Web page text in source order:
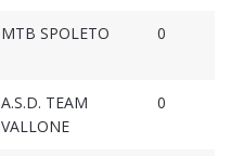
MTB SPOLETO 0
A.S.D. TEAM
VALLONE
0